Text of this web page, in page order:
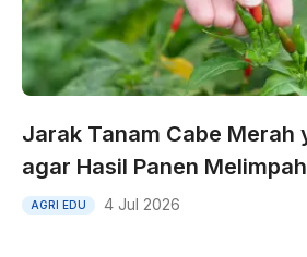
Jarak Tanam Cabe Merah
agar Hasil Panen Melimpah
AGRI EDU 4 Jul 2026